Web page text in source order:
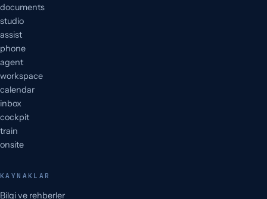
documents
studio
assist
phone
agent
workspace
calendar
inbox
cockpit
train
onsite
KAYNAKLAR
Bilgi ve rehberler